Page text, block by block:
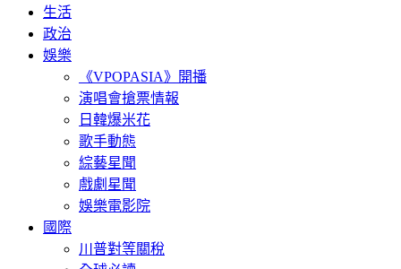
生活
政治
娛樂
《VPOPASIA》開播
演唱會搶票情報
日韓爆米花
歌手動態
綜藝星聞
戲劇星聞
娛樂電影院
國際
川普對等關稅